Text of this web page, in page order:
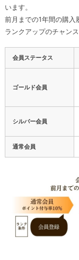
います。
前月までの1年間の購入
ランクアップのチャン
会員ステータス
ゴールド会員
シルバー会員
通常会員